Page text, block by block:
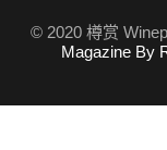
© 2020 樽赏
Magazine By